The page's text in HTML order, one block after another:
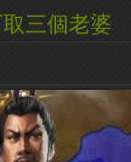
取三個老婆